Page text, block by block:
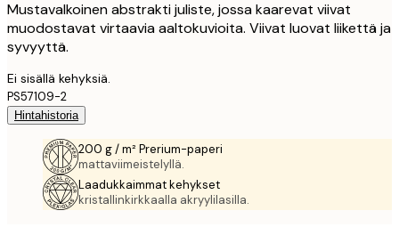
Mustavalkoinen abstrakti juliste, jossa kaarevat viivat
muodostavat virtaavia aaltokuvioita. Viivat luovat liikettä ja
syvyyttä.
Ei sisällä kehyksiä.
PS57109-2
Hintahistoria
200 g / m² Prerium-paperi
mattaviimeistelyllä.
Laadukkaimmat kehykset
kristallinkirkkaalla akryylilasilla.